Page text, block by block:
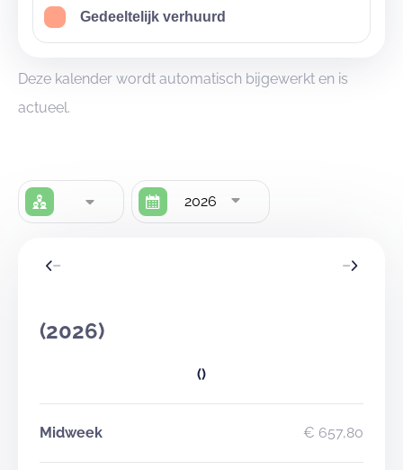
Gedeeltelijk verhuurd
Deze kalender wordt automatisch bijgewerkt en is
actueel.
2026
(2026)
()
Midweek € 657,80